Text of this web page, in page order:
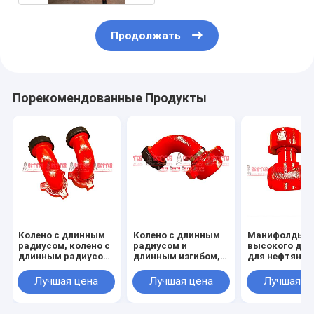
Продолжать
Порекомендованные Продукты
Колено с длинным
радиусом, колено с
длинным радиусом,
цельное колено 90
градусов, Рис. 1502
Лучшая цена
Колено с длинным
радиусом и
длинным изгибом,
фитинги
Лучшая цена
Манифолды
высокого
для
234 дюйма,
Лучшая